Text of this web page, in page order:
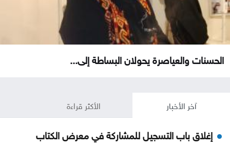
الحسنات والعياصرة يحولان البساطة إلى...
آخر الأخبار الأكثر قراءة
إغلاق باب التسجيل للمشاركة في معرض الكتاب